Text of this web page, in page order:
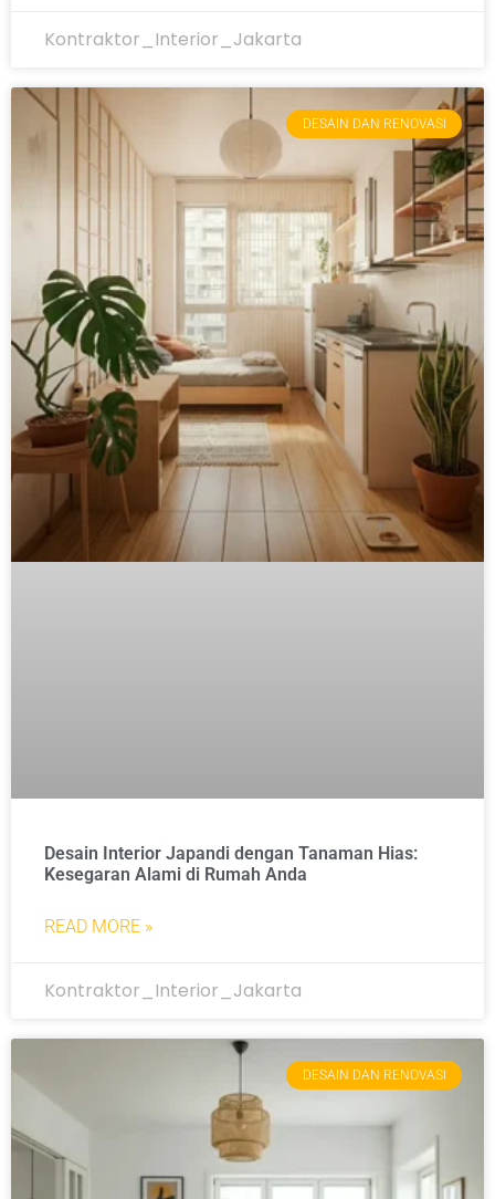
Kontraktor_Interior_Jakarta
DESAIN DAN RENOVASI
Desain Interior Japandi dengan Tanaman Hias:
Kesegaran Alami di Rumah Anda
READ MORE »
Kontraktor_Interior_Jakarta
DESAIN DAN RENOVASI